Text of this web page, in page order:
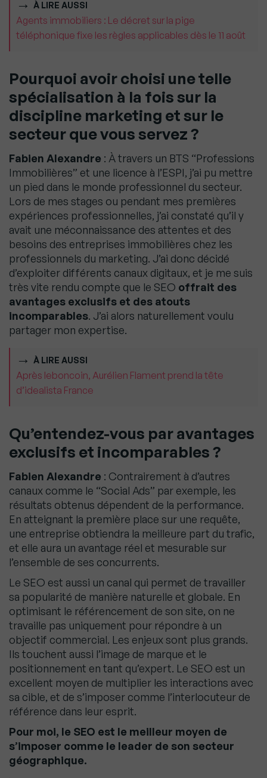
À LIRE AUSSI
Agents immobiliers : Le décret sur la pige
téléphonique fixe les règles applicables dès le 11 août
Pourquoi avoir choisi une telle
spécialisation à la fois sur la
discipline marketing et sur le
secteur que vous servez ?
Fabien Alexandre : À travers un BTS “Professions
Immobilières” et une licence à l’ESPI, j’ai pu mettre
un pied dans le monde professionnel du secteur.
Lors de mes stages ou pendant mes premières
expériences professionnelles, j’ai constaté qu’il y
avait une méconnaissance des attentes et des
besoins des entreprises immobilières chez les
professionnels du marketing. J’ai donc décidé
d’exploiter différents canaux digitaux, et je me suis
très vite rendu compte que le SEO offrait des
avantages exclusifs et des atouts
incomparables. J’ai alors naturellement voulu
partager mon expertise.
À LIRE AUSSI
Après leboncoin, Aurélien Flament prend la tête
d’idealista France
Qu’entendez-vous par avantages
exclusifs et incomparables ?
Fabien Alexandre : Contrairement à d’autres
canaux comme le “Social Ads” par exemple, les
résultats obtenus dépendent de la performance.
En atteignant la première place sur une requête,
une entreprise obtiendra la meilleure part du trafic,
et elle aura un avantage réel et mesurable sur
l’ensemble de ses concurrents.
Le SEO est aussi un canal qui permet de travailler
sa popularité de manière naturelle et globale. En
optimisant le référencement de son site, on ne
travaille pas uniquement pour répondre à un
objectif commercial. Les enjeux sont plus grands.
Ils touchent aussi l’image de marque et le
positionnement en tant qu’expert. Le SEO est un
excellent moyen de multiplier les interactions avec
sa cible, et de s’imposer comme l’interlocuteur de
référence dans leur esprit.
Pour moi, le SEO est le meilleur moyen de
s’imposer comme le leader de son secteur
géographique.